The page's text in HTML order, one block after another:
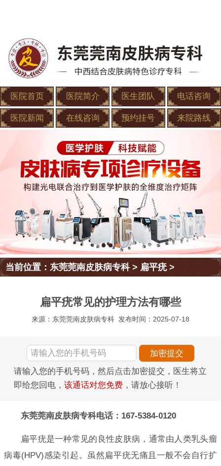
医院首页 医院简介 医生团队 电话咨询
医院新闻 在线咨询 预约挂号 来院路线
当前位置：东莞莞南皮肤病专科> 扁平疣>
扁平疣常见的护理方法有哪些
来源：东莞莞南皮肤病专科 发布时间：2025-07-18
请输入您的手机号码，然后点击加密提交，医生将立
即给您回电， 该通话对您免费 ，请放心接听！
东莞莞南皮肤病专科电话：167-5384-0120
扁平疣是一种常见的良性皮肤病，通常由人类乳头瘤
病毒(HPV)感染引起。虽然扁平疣无痛且一般不会自行扩